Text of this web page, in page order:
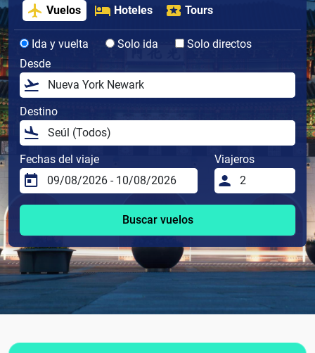
Vuelos Hoteles Tours
Ida y vuelta Solo ida
Solo directos
Desde
Destino
Fechas del viaje Viajeros
Buscar vuelos